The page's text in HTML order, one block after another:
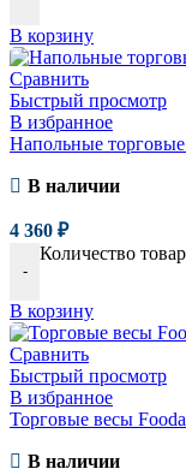
В корзину
Сравнить
Быстрый просмотр
В избранное
Напольные
В наличии
4 360 ₽
-
Количество
В корзину
Сравнить
Быстрый просмотр
В избранное
Торговые весы
В наличии